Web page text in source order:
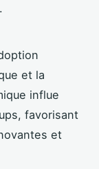
et la
influe
favorisant
et